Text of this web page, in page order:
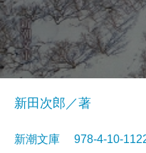
新田次郎／著
新潮文庫 978-4-10-